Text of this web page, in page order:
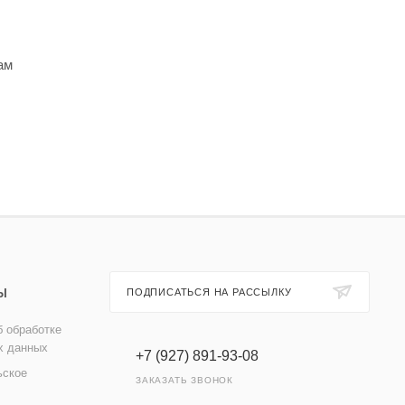
обработке
данных
ПОДПИСАТЬСЯ НА РАССЫЛКУ
+7 (927) 891-93-08
ЗАКАЗАТЬ ЗВОНОК